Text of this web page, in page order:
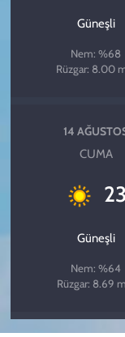
Güneşli
Nem: %68
Rüzgar: 8.00
14
CUMA
Güneşli
Nem: %64
Rüzgar: 8.69